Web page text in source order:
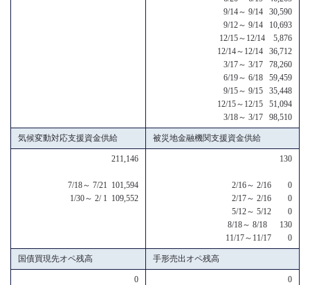
9/14～ 9/14 30,590
9/12～ 9/14 10,693
12/15～12/14 5,876
12/14～12/14 36,712
3/17～ 3/17 78,260
6/19～ 6/18 59,459
9/15～ 9/15 35,448
12/15～12/15 51,094
3/18～ 3/17 98,510
気候変動対応支援資金供給 被災地金融機関支援資金供給
211,146
7/18～ 7/21 101,594
1/30～ 2/ 1 109,552
130
2/16～ 2/16 0
2/17～ 2/16 0
5/12～ 5/12 0
8/18～ 8/18 130
11/17～11/17 0
国債買現先オペ残高 手形売出オペ残高
0 0